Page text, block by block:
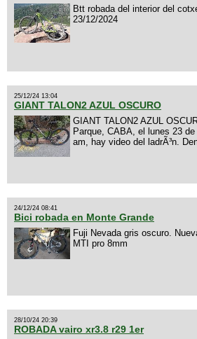
Btt robada del interior del
23/12/2024
25/12/24 13:04
GIANT TALON2 AZUL OSCURO
GIANT TALON2 AZUL
Parque, CABA, el lunes 23
am, hay video del ladrÃ³n.
24/12/24 08:41
Bici robada en Monte Grande
Fuji Nevada gris oscuro.
MTI pro 8mm
28/10/24 20:39
ROBADA vairo xr3.8 r29 1er